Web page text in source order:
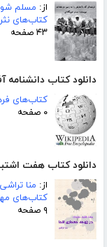
از: مسلم
کتاب‌های
۴۳ صفحه
دانلود کتاب دانشنامه
کتاب‌های
۰ صفحه
دانلود کتاب هفت
از: منا تراشی
کتاب‌های
۹ صفحه